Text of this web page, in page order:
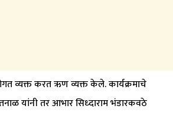
व्यक्त करत ऋण व्यक्त केले. कार्यक्रमाचे
यांनी तर आभार सिध्दाराम भंडारकवठे